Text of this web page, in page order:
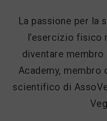
La passione per la
l’esercizio fisico
diventare
Academy,
scientifico di